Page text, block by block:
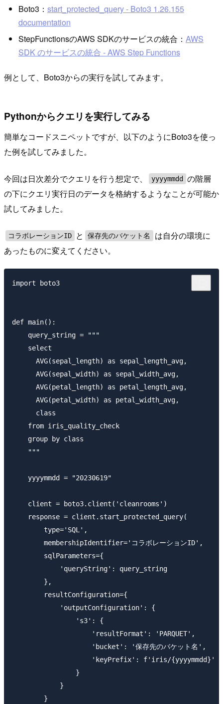
Boto3： start_protected_query - Boto3 1.26.155
documentation
StepFunctionsのAWS SDKのサービスの統合： AWS
SDK のサービスの統合 - AWS Step Functions
例として、Boto3からの実行を試してみます。
Pythonからクエリを実行してみる
簡単なコードスニペットですが、以下のようにBoto3を使っ
た例を試してみました。
今回は日次差分でクエリを行う想定で、 yyyymmdd
の階層
の下にクエリ実行日のデータを格納するようなことが可能か
試してみました。
コラボレーションID と 保存先のバケット名
は自分の環境に
あったものに変えてください。
import boto3
def main():
    query_string = """
    select
      AVG(sepal_length) as sepal_length_avg,
      AVG(sepal_width) as sepal_width_avg,
      AVG(petal_length) as petal_length_avg,
      AVG(petal_width) as petal_width_avg,
      class
    from iris_quality_check
    group by class
    """
    yyyymmdd = "20230619"
    client = boto3.client('cleanrooms')
    response = client.start_protected_query(
        type='SQL',
        membershipIdentifier='コラボレーションID',
        sqlParameters={
            'queryString': query_string
        },
        resultConfiguration={
            'outputConfiguration': {
                's3': {
                    'resultFormat': 'PARQUET',
                    'bucket': '保存先のバケット名',
                    'keyPrefix': f'iris/{yyyymmdd}'
                }
            }
        }